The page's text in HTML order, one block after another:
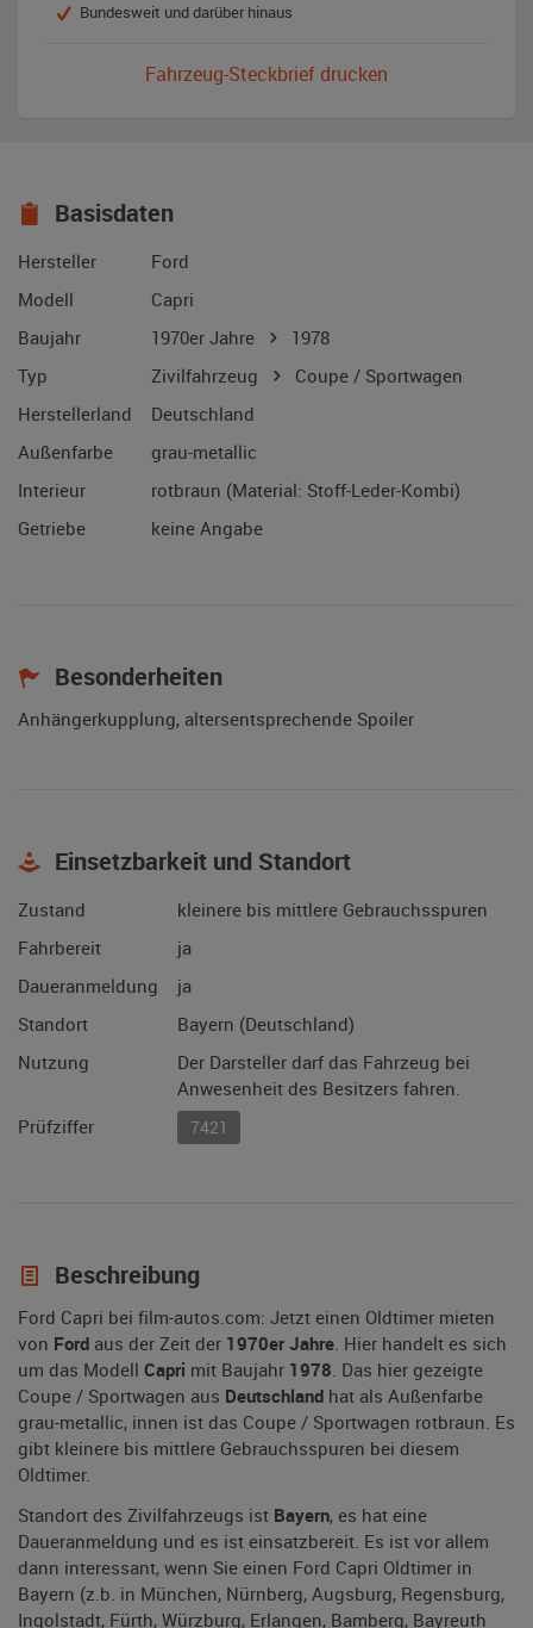
Bundesweit und darüber hinaus
Fahrzeug-Steckbrief drucken
Basisdaten
Hersteller
Ford
Modell
Capri
Baujahr
1970er Jahre
1978
Typ
Zivilfahrzeug
Coupe / Sportwagen
Herstellerland
Deutschland
Außenfarbe
grau-metallic
Interieur
rotbraun (Material: Stoff-Leder-Kombi)
Getriebe
keine Angabe
Besonderheiten
Anhängerkupplung, altersentsprechende Spoiler
Einsetzbarkeit und Standort
Zustand
kleinere bis mittlere Gebrauchsspuren
Fahrbereit
ja
Daueranmeldung
ja
Standort
Bayern (Deutschland)
Nutzung
Der Darsteller darf das Fahrzeug bei
Anwesenheit des Besitzers fahren.
Prüfziffer
7421
Beschreibung
Ford Capri bei film-autos.com: Jetzt einen Oldtimer mieten
von Ford aus der Zeit der 1970er Jahre. Hier handelt es sich
um das Modell Capri mit Baujahr 1978. Das hier gezeigte
Coupe / Sportwagen aus Deutschland hat als Außenfarbe
grau-metallic, innen ist das Coupe / Sportwagen rotbraun. Es
gibt kleinere bis mittlere Gebrauchsspuren bei diesem
Oldtimer.
Standort des Zivilfahrzeugs ist Bayern, es hat eine
Daueranmeldung und es ist einsatzbereit. Es ist vor allem
dann interessant, wenn Sie einen Ford Capri Oldtimer in
Bayern (z.b. in München, Nürnberg, Augsburg, Regensburg,
Ingolstadt, Fürth, Würzburg, Erlangen, Bamberg, Bayreuth